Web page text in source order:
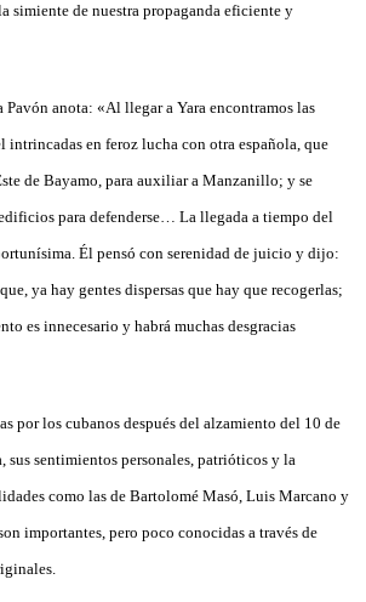
simiente de nuestra propaganda eficiente y
Pavón anota: «Al llegar a Yara encontramos las
intrincadas en feroz lucha con otra española, que
de Bayamo, para auxiliar a Manzanillo; y se
para defenderse… La llegada a tiempo del
Él pensó con serenidad de juicio y dijo:
ya hay gentes dispersas que hay que recogerlas;
es innecesario y habrá muchas desgracias
por los cubanos después del alzamiento del 10 de
sus sentimientos personales, patrióticos y la
como las de Bartolomé Masó, Luis Marcano y
importantes, pero poco conocidas a través de